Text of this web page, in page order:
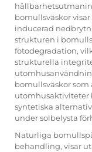
bomullsväskor
inducerad
strukturen i
fotodegradation,
strukturella
bomullsväskor
utomhusaktiviteter
syntetiska
under solbelysta
Naturliga
behandling, visar